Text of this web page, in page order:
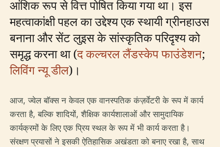
आंशिक रूप से वित्त पोषित किया गया था। इस
महत्वाकांक्षी पहल का उद्देश्य एक स्थायी ग्रीनहाउस
बनाना और सेंट लुइस के सांस्कृतिक परिदृश्य को
समृद्ध करना था (द कल्चरल लैंडस्केप फाउंडेशन;
लिविंग न्यू डील)।
आज, ज्वेल बॉक्स न केवल एक वानस्पतिक कंज़र्वेटरी के रूप में कार्य
करता है, बल्कि शादियों, शैक्षिक कार्यशालाओं और सामुदायिक
कार्यक्रमों के लिए एक प्रिय स्थल के रूप में भी कार्य करता है।
संरक्षण प्रयासों ने इसकी ऐतिहासिक अखंडता को बनाए रखा है, साथ